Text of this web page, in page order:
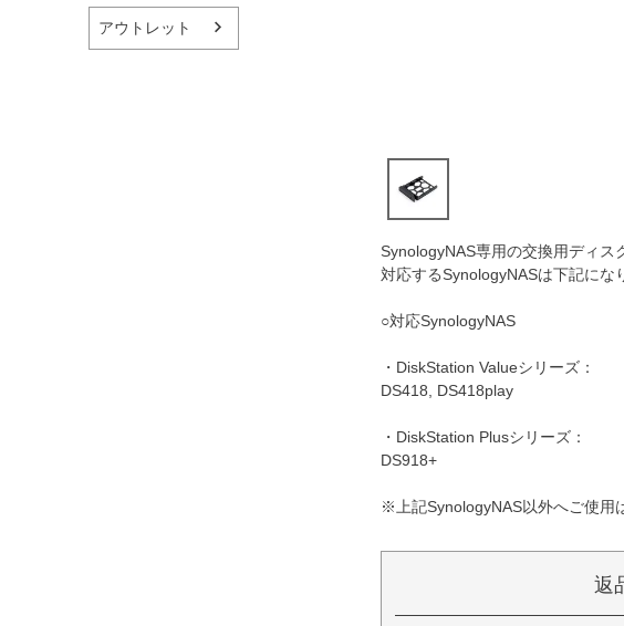
アウトレット
SynologyNAS専用の交換用ディス
対応するSynologyNASは下記にな
○対応SynologyNAS
・DiskStation Valueシリーズ：
DS418, DS418play
・DiskStation Plusシリーズ：
DS918+
※上記SynologyNAS以外へご使用
返